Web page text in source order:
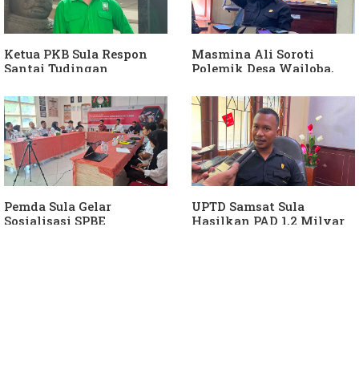
Ketua PKB Sula Respon
Santai Tudingan
Dia Kangen Saya
Masmina Ali Soroti
Polemik Desa Wailoba,
Keterlibatan Ketua PKB
Sula
Pemda Sula Gelar
Sosialisasi SPBE
UPTD Samsat Sula
Hasilkan PAD 1,2 Milyar